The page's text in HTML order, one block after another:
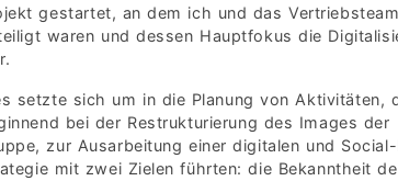
gestartet, an dem ich und das Vertriebsteam
waren und dessen Hauptfokus die
setzte sich um in die Planung von Aktivitäten,
bei der Restrukturierung des Images der
zur Ausarbeitung einer digitalen und
mit zwei Zielen führten: die Bekanntheit